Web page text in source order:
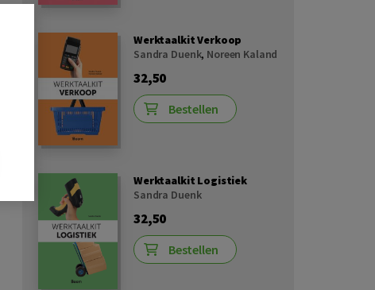
Werktaalkit Verkoop
Sandra Duenk, Noreen Kaland
32,50
Bestellen
Werktaalkit Logistiek
Sandra Duenk
32,50
Bestellen